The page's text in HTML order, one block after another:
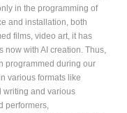
in the programming of
and installation, both
films, video art, it has
now with AI creation. Thus,
programmed during our
various formats like
writing and various
performers,